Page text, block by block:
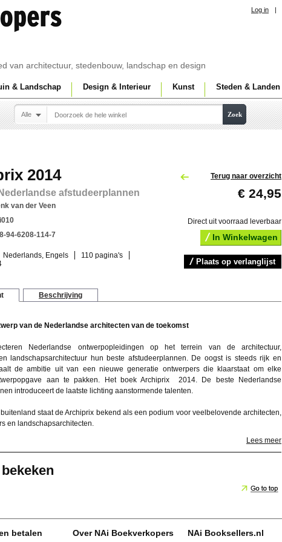
van architectuur, stedenbouw, landschap en design
Log in |
& Landschap Design & Interieur Kunst Steden & Landen
Alle Zoek
Terug naar overzicht
€ 24,95
Direct uit voorraad leverbaar
In Winkelwagen
Plaats op verlanglijst
2014
afstudeerplannen
van der Veen
94-6208-114-7
Nederlands, Engels
110 pagina's
Beschrijving
van de Nederlandse architecten van de toekomst
Nederlandse ontwerpopleidingen op het terrein van de architectuur,
landschapsarchitectuur hun beste afstudeerplannen. De oogst is steeds rijk en
de ambitie uit van een nieuwe generatie ontwerpers die klaarstaat om elke
aan te pakken. Het boekArchiprix 2014. De beste Nederlandse
introduceert de laatste lichting aanstormende talenten.
staat de Archiprix bekend als een podium voor veelbelovende architecten,
en landschapsarchitecten.
Lees meer
betalen Over NAi Boekverkopers NAi Booksellers.nl